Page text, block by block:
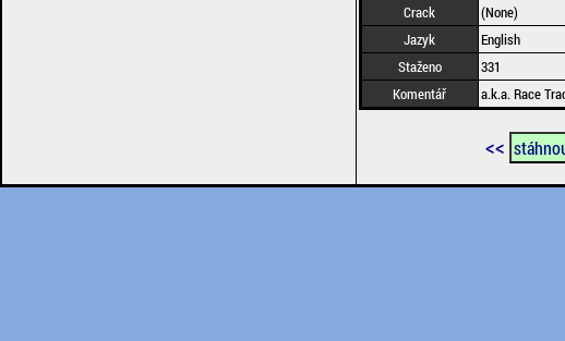
Crack
(None)
Jazyk
English
Staženo
331
Komentář
a.k.a. Race
<<